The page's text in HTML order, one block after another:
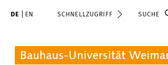
DE EN SCHNELLZUGRIFF Suche